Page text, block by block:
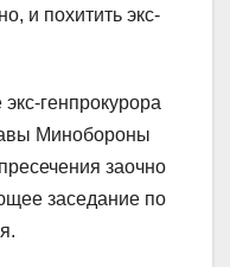
и похитить экс-
генпрокурора
Минобороны
заочно
заседание по